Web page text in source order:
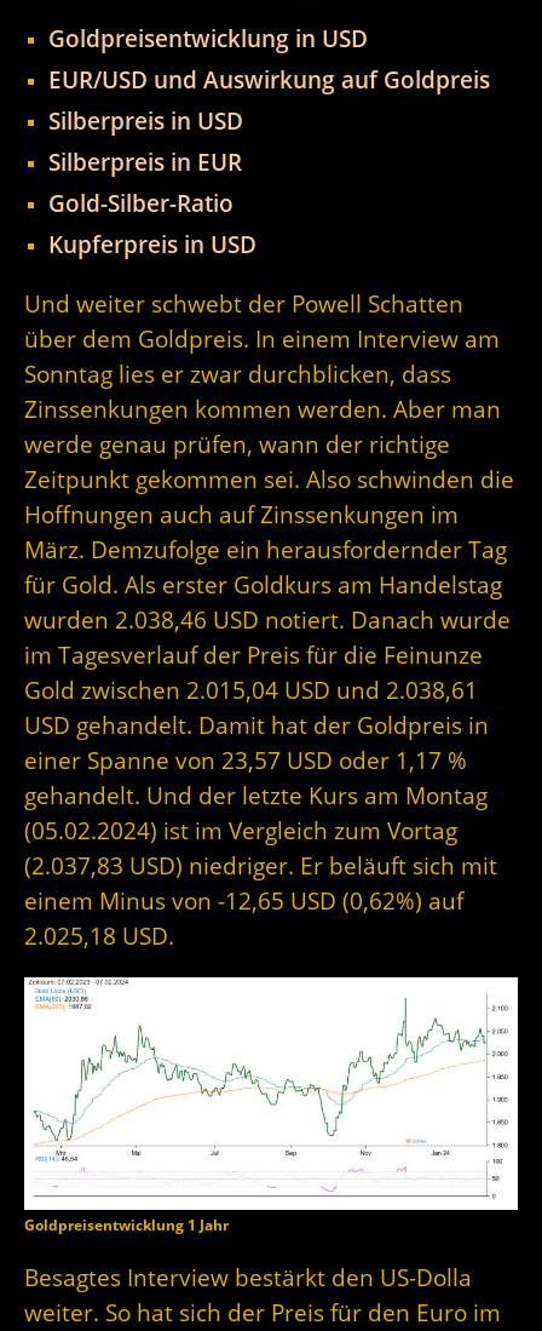
Goldpreisentwicklung in USD
EUR/USD und Auswirkung auf Goldpreis
Silberpreis in USD
Silberpreis in EUR
Gold-Silber-Ratio
Kupferpreis in USD
Und weiter schwebt der Powell Schatten
über dem Goldpreis. In einem Interview am
Sonntag lies er zwar durchblicken, dass
Zinssenkungen kommen werden. Aber man
werde genau prüfen, wann der richtige
Zeitpunkt gekommen sei. Also schwinden die
Hoffnungen auch auf Zinssenkungen im
März. Demzufolge ein herausfordernder Tag
für Gold. Als erster Goldkurs am Handelstag
wurden 2.038,46 USD notiert. Danach wurde
im Tagesverlauf der Preis für die Feinunze
Gold zwischen 2.015,04 USD und 2.038,61
USD gehandelt. Damit hat der Goldpreis in
einer Spanne von 23,57 USD oder 1,17 %
gehandelt. Und der letzte Kurs am Montag
(05.02.2024) ist im Vergleich zum Vortag
(2.037,83 USD) niedriger. Er beläuft sich mit
einem Minus von -12,65 USD (0,62%) auf
2.025,18 USD.
Goldpreisentwicklung 1 Jahr
Besagtes Interview bestärkt den US-Dolla
weiter. So hat sich der Preis für den Euro im